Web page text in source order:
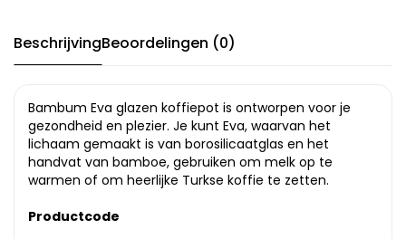
BeschrijvingBeoordelingen (0)
Bambum Eva glazen koffiepot is ontworpen voor je
gezondheid en plezier. Je kunt Eva, waarvan het
lichaam gemaakt is van borosilicaatglas en het
handvat van bamboe, gebruiken om melk op te
warmen of om heerlijke Turkse koffie te zetten.
Productcode